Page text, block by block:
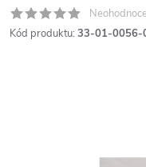
Kód produktu: 33-01-0056-